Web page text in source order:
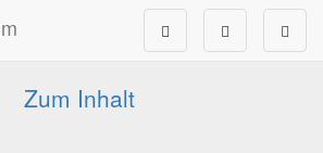
Pässe- und Tourenfahrer
Zum Inhalt